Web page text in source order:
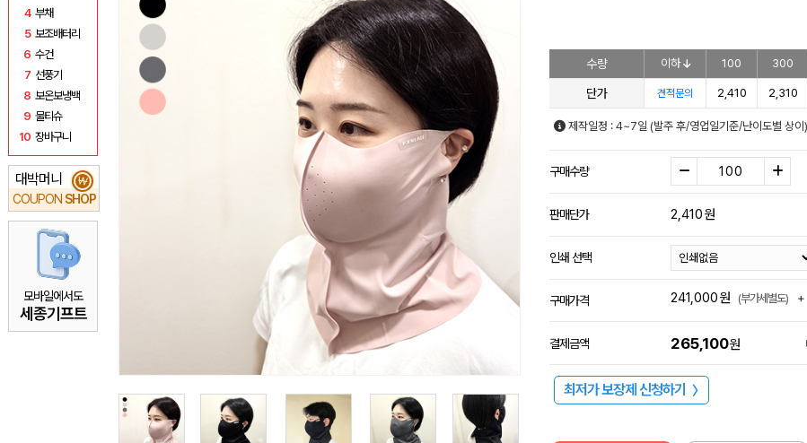
4 부채
5 보조배터리
6 수건
7 선풍기
8 보온보냉백
9 물티슈
10 장바구니
대박머니
COUPON SHOP
₩
모바일에서도
세종기프트
수량 이하 100 300
단가 견적문의 2,410 2,310
제작일정 : 4~7일 (발주 후/영업일기준/난이도별 상이)
구매수량
판매단가 2,410원
인쇄 선택
구매가격 241,000원 (부가세별도) +
결제금액 265,100원
최저가 보장제 신청하기 〉